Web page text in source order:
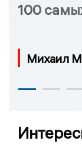
100
Михаил